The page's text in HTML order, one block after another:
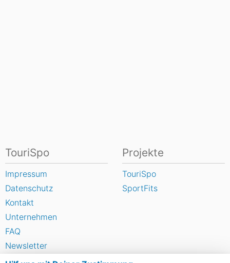
TouriSpo
Impressum
Datenschutz
Kontakt
Unternehmen
FAQ
Newsletter
Widget
Projekte
TouriSpo
SportFits